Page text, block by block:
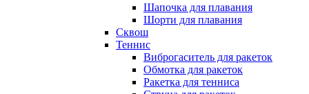
Шапочка для плавания
Шорти для плавания
Сквош
Теннис
Виброгаситель для ракеток
Обмотка для ракеток
Ракетка для тенниса